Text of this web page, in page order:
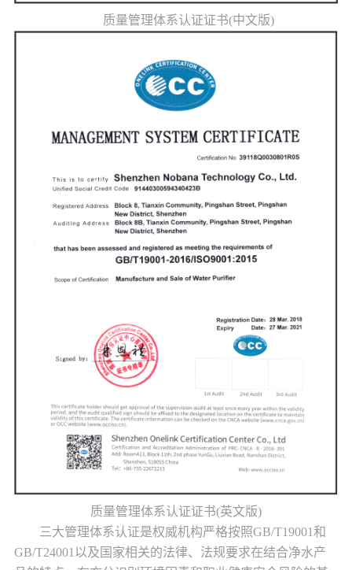
质量管理体系认证证书(中文版)
质量管理体系认证证书(英文版)
三大管理体系认证是权威机构严格按照GB/T19001和
GB/T24001以及国家相关的法律、法规要求在结合净水产